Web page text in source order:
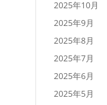
2025年10月
2025年9月
2025年8月
2025年7月
2025年6月
2025年5月